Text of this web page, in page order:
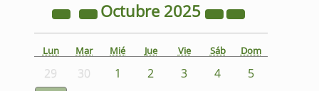
Octubre 2025
Lun Mar Mié Jue Vie Sáb Dom
29 30 1 2 3 4
5